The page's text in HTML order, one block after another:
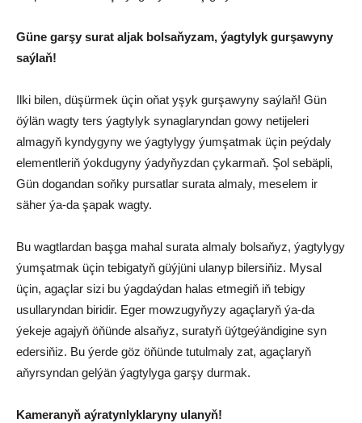
Güne garşy surat aljak bolsaňyzam, ýagtylyk gurşawyny
saýlaň!
Ilki bilen, düşürmek üçin oňat yşyk gurşawyny saýlaň! Gün
öýlän wagty ters ýagtylyk synaglaryndan gowy netijeleri
almagyň kyndygyny we ýagtylygy ýumşatmak üçin peýdaly
elementleriň ýokdugyny ýadyňyzdan çykarmaň. Şol sebäpli,
Gün dogandan soňky pursatlar surata almaly, meselem ir
säher ýa-da şapak wagty.
Bu wagtlardan başga mahal surata almaly bolsaňyz, ýagtylygy
ýumşatmak üçin tebigatyň güýjüni ulanyp bilersiňiz. Mysal
üçin, agaçlar sizi bu ýagdaýdan halas etmegiň iň tebigy
usullaryndan biridir. Eger mowzugyňyzy agaçlaryň ýa-da
ýekeje agajyň öňünde alsaňyz, suratyň üýtgeýändigine syn
edersiňiz. Bu ýerde göz öňünde tutulmaly zat, agaçlaryň
aňyrsyndan gelýän ýagtylyga garşy durmak.
Kameranyň aýratynlyklaryny ulanyň!